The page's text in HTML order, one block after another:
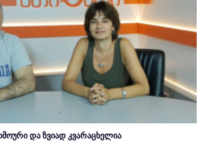
და ზვიად კვარაცხელია